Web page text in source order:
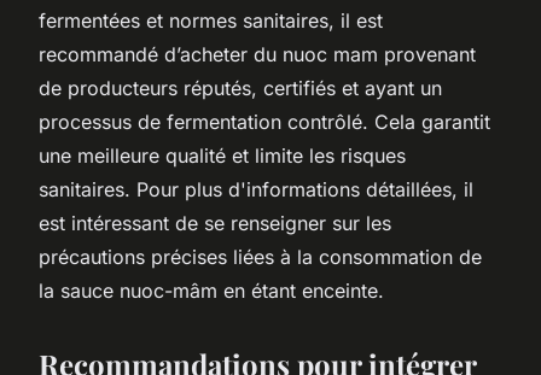
fermentées et normes sanitaires, il est
recommandé d’acheter du nuoc mam provenant
de producteurs réputés, certifiés et ayant un
processus de fermentation contrôlé. Cela garantit
une meilleure qualité et limite les risques
sanitaires. Pour plus d'informations détaillées, il
est intéressant de se renseigner sur les
précautions précises liées à la consommation de
la sauce nuoc-mâm en étant enceinte.
Recommandations pour intégrer